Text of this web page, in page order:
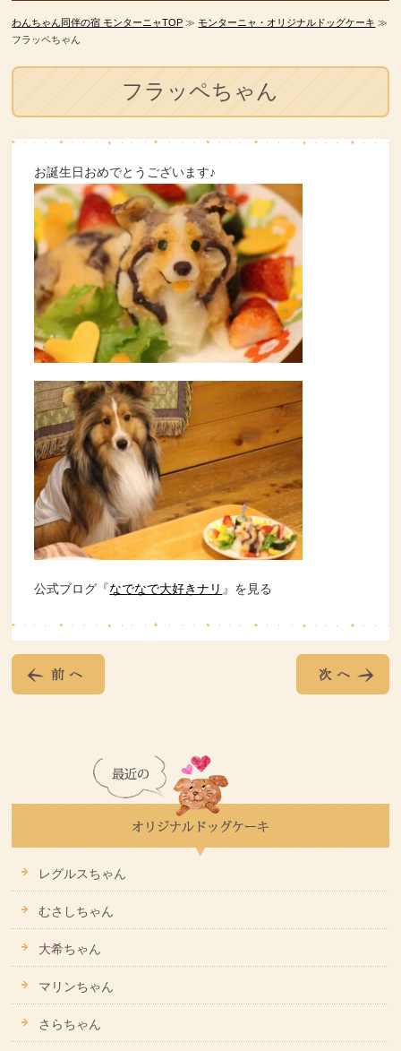
わんちゃん同伴の宿 モンターニャTOP ≫モンターニャ・オリジナルドッグケーキ ≫
フラッペちゃん
フラッペちゃん
お誕生日おめでとうございます♪
公式ブログ『なでなで大好きナリ 』を見る
レグルスちゃん
むさしちゃん
大希ちゃん
マリンちゃん
さらちゃん